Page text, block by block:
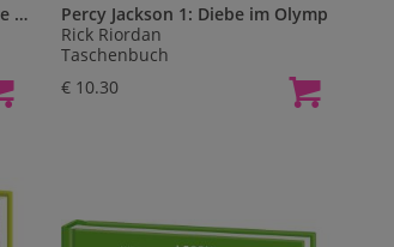
Die Schule der magischen Tiere Neuausgabe 16: Land unter!
Percy Jackson 1: Diebe im Olymp
Rick Riordan
Taschenbuch
€ 10.30